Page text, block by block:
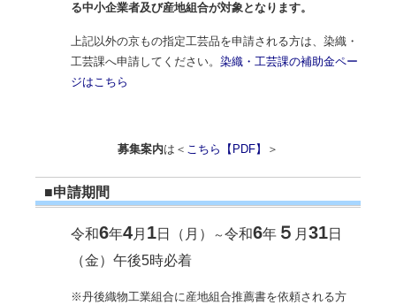
る中小企業者及び産地組合が対象となります。
上記以外の京もの指定工芸品を申請される方は、染織・
工芸課へ申請してください。 染織・工芸課の補助金ペー
ジはこちら
募集案内は＜ こちら【PDF】 ＞
■申請期間
令和6年4月 1日（月） ～ 令和6年 ５ 月 31日
（金）午後5時必着
※丹後織物工業組合に産地組合推薦書を依頼される方